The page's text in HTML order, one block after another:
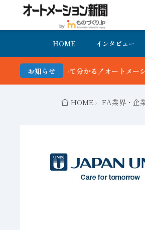
HOME インタビュー
お知らせ
ーション新聞 最新号＆バックナンバーを
HOME FA業界・企